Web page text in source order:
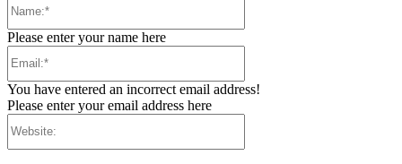
Please enter your name here
You have entered an incorrect email address!
Please enter your email address here